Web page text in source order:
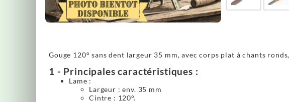
Gouge 120° sans dent largeur 35 mm, avec corps plat à chants
1 - Principales caractéristiques :
Lame :
Largeur : env. 35 mm
Cintre : 120°.